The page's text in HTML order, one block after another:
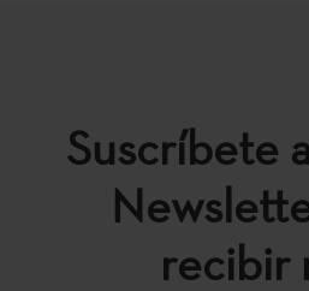
Suscríbete
recibir